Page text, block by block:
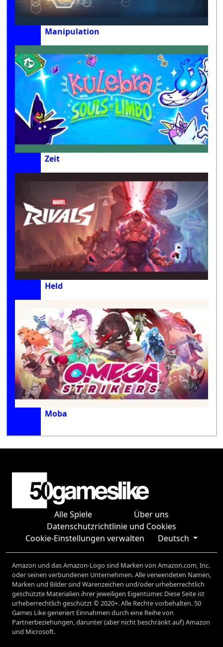
Manipulation
Zeit
Held
Moba
Alle Spiele
Über uns
Datenschutzrichtlinie und Cookies
Cookie-Einstellungen verwalten
Deutsch
Amazon und das Amazon-Logo sind Marken von Amazon.com, Inc.
oder seinen verbundenen Unternehmen. Alle verwendeten Namen,
Marken und Bilder sind Warenzeichen und/oder urheberrechtlich
geschützte Materialien ihrer jeweiligen Eigentümer. Diese Seite ist
urheberrechtlich geschützt © 2020+. Alle Rechte vorbehalten. 50
Games Like generiert Einnahmen durch eine Reihe von
Partnerbeziehungen, darunter (aber nicht beschränkt auf) Amazon
und Microsoft.